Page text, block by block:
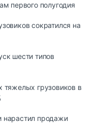
первого полугодия
сократился на
шести типов
тяжелых грузовиков в
нарастил продажи